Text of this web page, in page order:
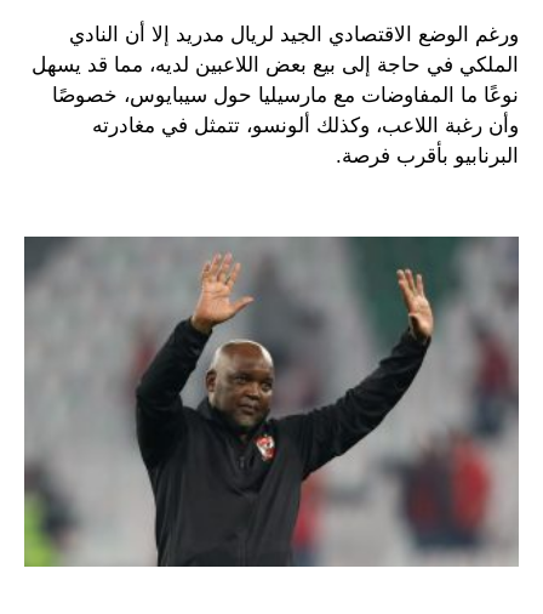
ورغم الوضع الاقتصادي الجيد لريال مدريد إلا أن النادي
الملكي في حاجة إلى بيع بعض اللاعبين لديه، مما قد يسهل
نوعًا ما المفاوضات مع مارسيليا حول سيبايوس، خصوصًا
وأن رغبة اللاعب، وكذلك ألونسو، تتمثل في مغادرته
البرنابيو بأقرب فرصة.